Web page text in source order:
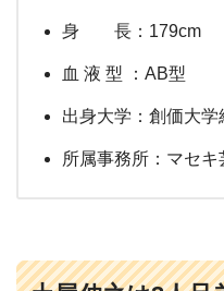
身 長：179cm
血 液 型 ：AB型
出身大学：創価大学
所属事務所：マセキ